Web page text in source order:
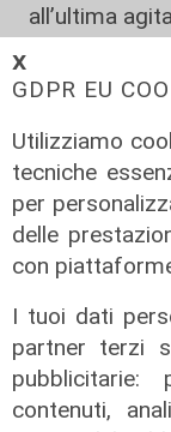
𝗫
GDPR EU
Utilizziamo
tecniche
per
delle
con
I tuoi dati
partner terzi
pubblicitarie:
contenuti,
all’ultima
22,51%
viaggiante
sciopero
coinvolge
La
e proseguirà
disagi anche
e nazionale.